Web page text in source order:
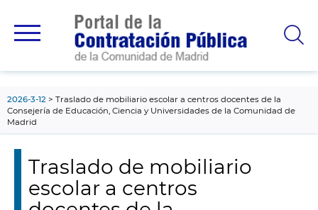
principal
2026-3-12
Traslado de mobiliario escolar a centros docentes de la
Consejería de Educación, Ciencia y Universidades de la Comunidad de
Madrid
Traslado de mobiliario
escolar a centros